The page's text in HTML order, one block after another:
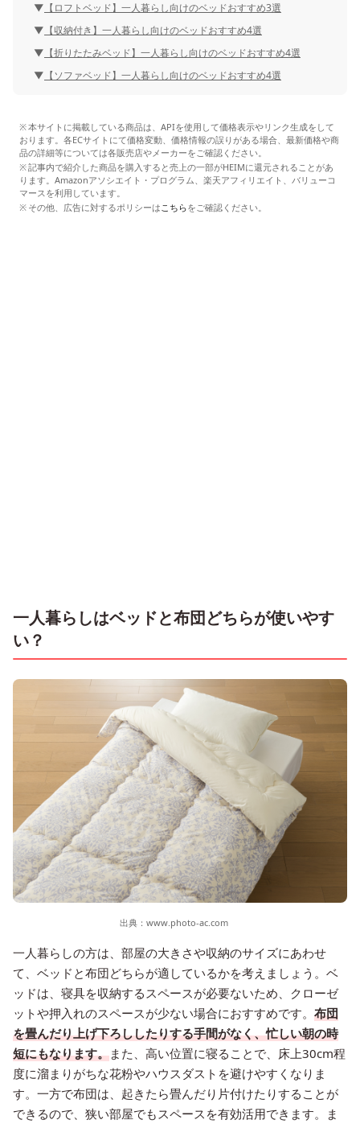
【ロフトベッド】一人暮らし向けのベッドおすすめ3選
【収納付き】一人暮らし向けのベッドおすすめ4選
【折りたたみベッド】一人暮らし向けのベッドおすすめ4選
【ソファベッド】一人暮らし向けのベッドおすすめ4選
本サイトに掲載している商品は、APIを使用して価格表示やリンク生成をして
おります。各ECサイトにて価格変動、価格情報の誤りがある場合、最新価格や商
品の詳細等については各販売店やメーカーをご確認ください。
記事内で紹介した商品を購入すると売上の一部がHEIMに還元されることがあ
ります。Amazonアソシエイト・プログラム、楽天アフィリエイト、バリューコ
マースを利用しています。
その他、広告に対するポリシーはこちらをご確認ください。
一人暮らしはベッドと布団どちらが使いやす
い？
出典： www.photo-ac.com
一人暮らしの方は、部屋の大きさや収納のサイズにあわせ
て、ベッドと布団どちらが適しているかを考えましょう。ベ
ッドは、寝具を収納するスペースが必要ないため、クローゼ
ットや押入れのスペースが少ない場合におすすめです。 布団
を畳んだり上げ下ろししたりする手間がなく、忙しい朝の時
短にもなります。また、高い位置に寝ることで、床上30cm程
度に溜まりがちな花粉やハウスダストを避けやすくなりま
す。一方で布団は、起きたら畳んだり片付けたりすることが
できるので、狭い部屋でもスペースを有効活用できます。ま